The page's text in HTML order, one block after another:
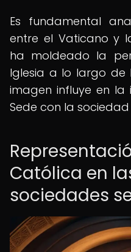
Es fundamental
entre el Vaticano y
ha moldeado la
Iglesia a lo largo de
imagen influye en
Sede con la
Católica en
sociedades